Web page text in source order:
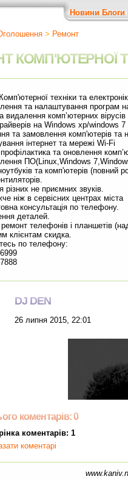
Новини Блоги
> Ремонт
КОМП'ЮТЕРНОЇ
техніки­ та
та налаштування програм­
видалення комп’ютерних вірусів­­
на Windows xp/windows ­­7
та замовлення комп'ютерів та­­
інтернет та мережі Wi-Fi­­
та оновлення
ПО(Linux,Windows
та комп'ютерів (повни­й
різних не приємних звуків.
ніж в сервісних центрах міст­­а
консультація по телефону­.­
деталей­.­
телефонів і планшетів
клієнтам скидка.­
по телефону:­
DJ DEN
26 липня 2015, 22:01
коментарів: 0
коментарів: 1
коментарі